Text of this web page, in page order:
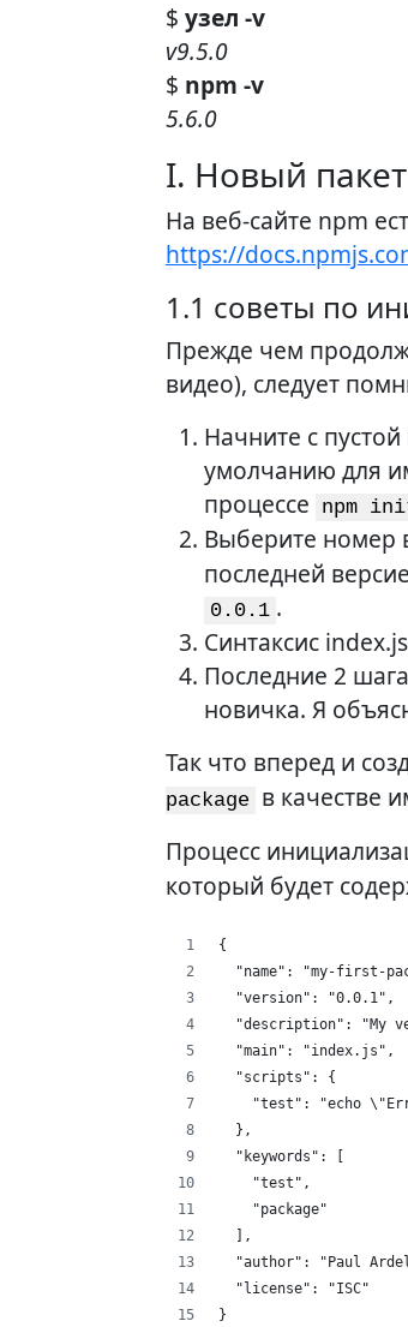
$ узел -v
v9.5.0
$ npm -v
5.6.0
I. Новый пакет
На веб-сайте npm
https://
1.1 советы по
Прежде чем
видео), следует
Начните с
умолчанию для
процессе
npm
Выберите номер
последней
0.0.1 .
Синтаксис
Последние 2
новичка. Я
Так что вперед и
package
в качестве
Процесс
который будет
{
"name": "my-first-
  "version": "0.0.1",
"description": "My
  "main": "index.js",
  "scripts": {
"test": "echo
  },
  "keywords": [
    "test",
    "package"
  ],
"author": "Paul
  "license": "ISC"
}